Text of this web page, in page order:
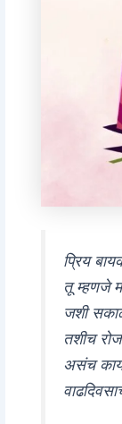
प्रिय
तू म्हणजे
जशी
तशीच
असंच